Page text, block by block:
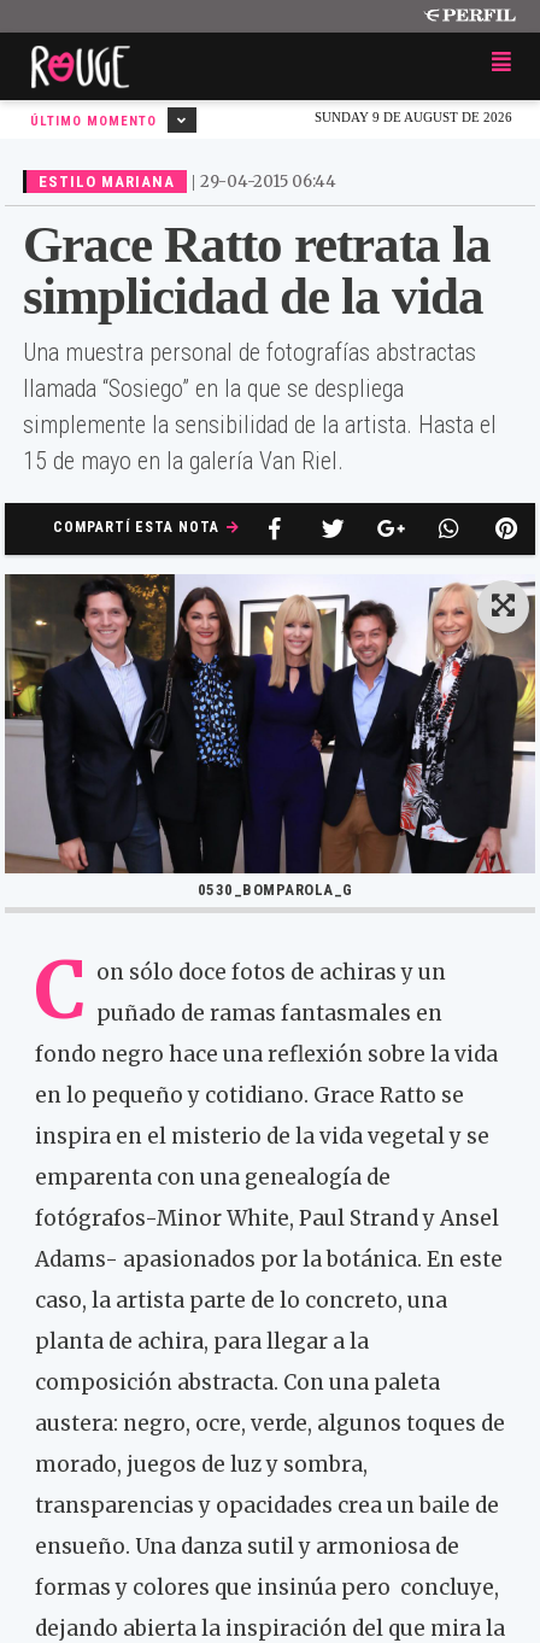
SUNDAY 9 DE AUGUST DE 2026
ÚLTIMO MOMENTO
ESTILO MARIANA | 29-04-2015 06:44
Grace Ratto retrata la
simplicidad de la vida
Una muestra personal de fotografías abstractas
llamada “Sosiego” en la que se despliega
simplemente la sensibilidad de la artista. Hasta el
15 de mayo en la galería Van Riel.
COMPARTÍ ESTA NOTA
0530_BOMPAROLA_G
C on sólo doce fotos de achiras y un
puñado de ramas fantasmales en
fondo negro hace una reflexión sobre la vida
en lo pequeño y cotidiano. Grace Ratto se
inspira en el misterio de la vida vegetal y se
emparenta con una genealogía de
fotógrafos-Minor White, Paul Strand y Ansel
Adams- apasionados por la botánica. En este
caso, la artista parte de lo concreto, una
planta de achira, para llegar a la
composición abstracta. Con una paleta
austera: negro, ocre, verde, algunos toques de
morado, juegos de luz y sombra,
transparencias y opacidades crea un baile de
ensueño. Una danza sutil y armoniosa de
formas y colores que insinúa pero concluye,
dejando abierta la inspiración del que mira la